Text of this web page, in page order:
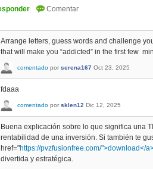
Arrange letters, guess words and challenge
that will make you “addicted” in the first few
comentado por serena167 Oct 23, 2025
fdaaa
comentado por sklen12 Dic 12, 2025
Buena explicación sobre lo que significa una
rentabilidad de una inversión. Si también te
href="https://pvzfusionfree.com/">download</
divertida y estratégica.